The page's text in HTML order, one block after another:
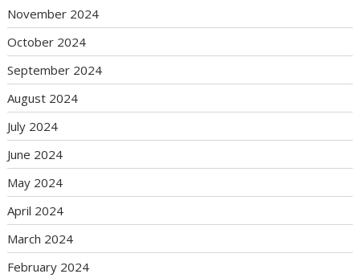
November 2024
October 2024
September 2024
August 2024
July 2024
June 2024
May 2024
April 2024
March 2024
February 2024